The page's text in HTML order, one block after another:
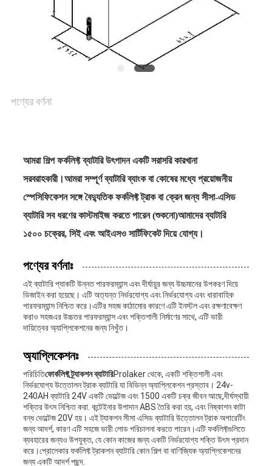
পণ্যের বর্ণনা
আমরা শিল্প ফর্কলিফ্ট ব্যাটারি উৎপাদন একটি সরাসরি কারখানা
সরবরাহকারী।আমরা সম্পূর্ণ ব্যাটারি ব্যাংক বা কোষের মধ্যে প্রয়োজনীয়
স্পেসিফিকেশন সঙ্গে বৈদ্যুতিক ফর্কলিফ্ট ট্রাক বা ক্রেন জন্য সীসা-এসিড
ব্যাটারি সব ধরণের কাস্টমাইজ করতে পারেন (শুকনো)আমাদের ব্যাটারি
১৫০০ চক্রের, সিই এবং আইএসও সার্টিফিকেট দিয়ে যোগ্য।
পণ্যের বর্ণনাঃ
এই ব্যাটারি প্যাকটি উন্নত পারফরম্যান্স এবং দীর্ঘায়ুর জন্য উচ্চমানের উপকরণ দিয়ে
ডিজাইন করা হয়েছে। এটি অত্যন্ত নির্ভরযোগ্য এবং নির্ভরযোগ্য এবং ধারাবাহিক
পারফরম্যান্স নিশ্চিত করে।এটির সহজ কাঠামোর কারণে এটি ইনস্টল এবং রক্ষণাবেক্ষণ
করাও সহজএর উচ্চতর পারফরম্যান্স এবং শক্তিশালী নির্মাণের সাথে, এটি ভারী
দায়িত্বের অ্যাপ্লিকেশনের জন্য নিখুঁত।
অ্যাপ্লিকেশনঃ
পরিচিতিফোর্কলিফ্ট ট্র্যাকশন ব্যাটারিProlaker থেকে, একটি শক্তিশালী এবং
নির্ভরযোগ্য উত্তোলন ট্রাক ব্যাটারি যা বিভিন্ন অ্যাপ্লিকেশন প্রস্তাব। 24v-
240AH ব্যাটারি 24V একটি ভোল্টেজ এবং 1500 একটি চক্র জীবন আছে,দীর্ঘস্থায়ী
শক্তির উৎস নিশ্চিত করা. কন্টেইনার উপাদান ABS তৈরি করা হয়, এবং নিষ্কাশন কাটা
বন্ধ ভোল্টেজ 20V হয়। এই ট্যাকশন সীসা এসিড ব্যাটারি উত্তোলন ট্রাক অপারেটিং
জন্য আদর্শ, কারণ এটি সহজে ভারী লোড পরিচালনা করতে পারেন।এটি ফর্কলিফ্টগুলিতে
ব্যবহারের জন্যও উপযুক্ত, যে কোন কাজের জন্য একটি নির্ভরযোগ্য শক্তি উৎস প্রদান
করে।প্রোলেকার ফর্কলিফ্ট ট্রাকশন ব্যাটারি কোন শিল্প বা বাণিজ্যিক অ্যাপ্লিকেশনের
জন্য একটি আদর্শ পছন্দ.